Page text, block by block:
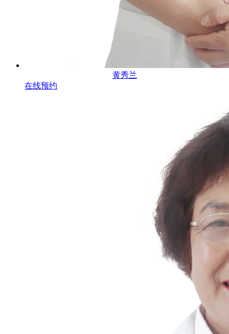
黄秀兰
在线预约